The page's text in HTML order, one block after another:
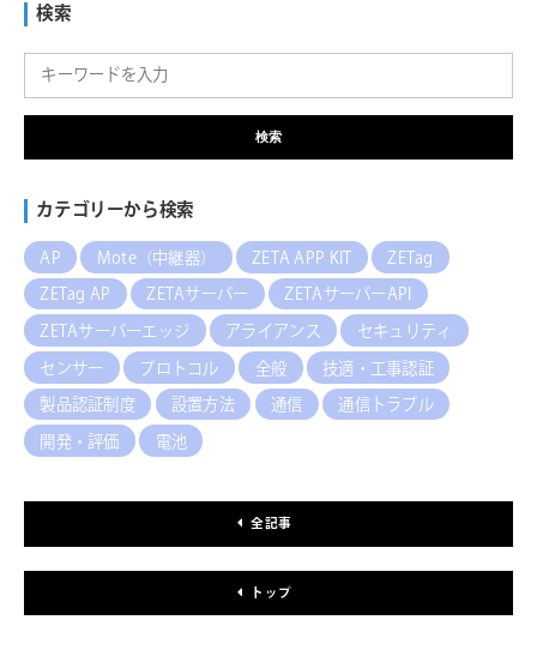
検索
検索
カテゴリーから検索
AP Mote（中継器） ZETA APP KIT
ZETag
ZETag AP
ZETAサーバー
ZETAサーバーAPI
ZETAサーバーエッジ
アライアンス
セキュリティ
センサー
プロトコル 全般
技適・工事認証
製品認証制度
設置方法 通信
通信トラブル
開発・評価
電池
全記事
トップ